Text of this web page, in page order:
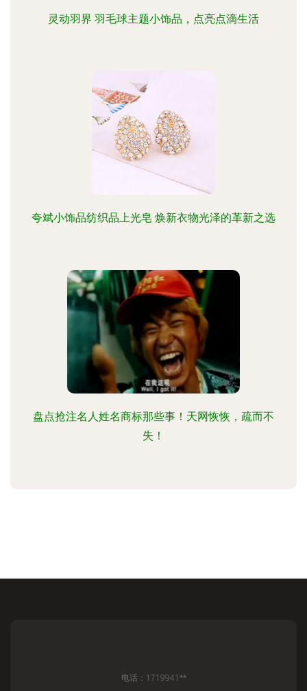
灵动羽界 羽毛球主题小饰品，点亮点滴生活
夸斌小饰品纺织品上光皂 焕新衣物光泽的革新之选
盘点抢注名人姓名商标那些事！天网恢恢，疏而不
失！
电话：1719941**